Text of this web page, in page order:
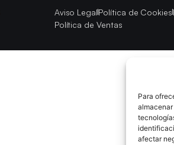
Para
afectar
Aviso LegalPolítica de Cookies
Política de Ventas